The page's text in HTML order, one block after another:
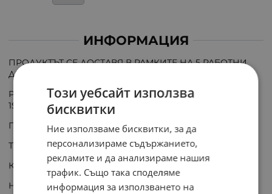
ИНФОРМАЦИЯ
ПРОДУКТЪТ СЕ ДОСТАВЯ В РАМКИТЕ НА 5 РАБОТНИ
ДНИ;
Реле електромагнитно индустриално
1SVR405613R0000 24VAC; 6A; 4PDT
Производител: ABB
Тип реле: електромагнитно
Конф. на контактите: 4PDT
Номинално напрежение на бобината: 24V AC
Този уебсайт използва
бисквитки
Ние използваме бисквитки, за да
персонализираме съдържанието,
рекламите и да анализираме нашия
трафик. Също така споделяме
информация за използването на